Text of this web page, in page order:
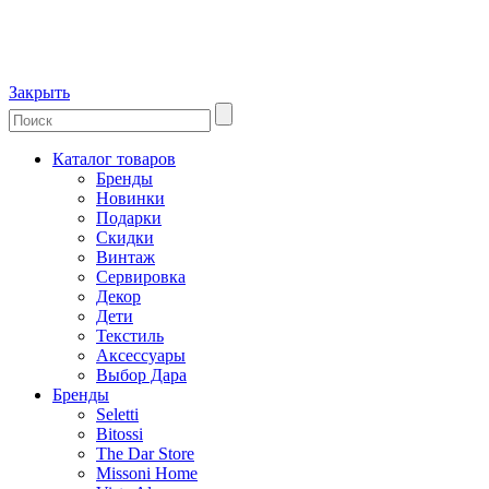
Закрыть
Каталог товаров
Бренды
Новинки
Подарки
Скидки
Винтаж
Сервировка
Декор
Дети
Текстиль
Аксессуары
Выбор Дара
Бренды
Seletti
Bitossi
The Dar Store
Missoni Home